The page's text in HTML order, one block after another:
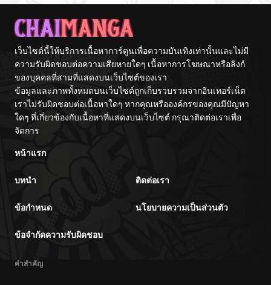
เว็บไซต์นี้ให้บริการเนื้อหาการ์ตูนเพื่อความบันเทิงเท่านั้นและไม่มี
ความรับผิดชอบต่อความเสียหายใดๆ เนื้อหาการโฆษณาหรือลิงก์
ของบุคคลที่สามที่แสดงบนเว็บไซต์ของเรา
ข้อมูลและภาพทั้งหมดบนเว็บไซต์ถูกเก็บรวบรวมจากอินเทอร์เน็ต
เราไม่รับผิดชอบต่อเนื้อหาใดๆ หากคุณหรือองค์กรของคุณมีปัญหา
ใดๆ ที่เกี่ยวข้องกับเนื้อหาที่แสดงบนเว็บไซต์ กรุณาติดต่อเราเพื่อ
จัดการ
หน้าแรก
บทนำ ติดต่อเรา
ข้อกำหนด นโยบายความเป็นส่วนตัว
ข้อจำกัดความรับผิดชอบ
คำสำคัญ